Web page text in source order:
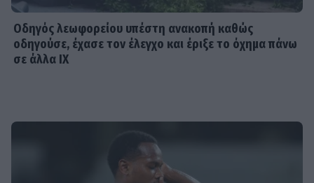
Οδηγός λεωφορείου υπέστη ανακοπή καθώς
οδηγούσε, έχασε τον έλεγχο και έριξε το όχημα πάνω
σε άλλα ΙΧ